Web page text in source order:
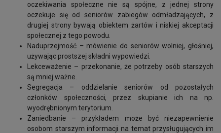
oczekiwania społeczne nie są spójne, z jednej strony
oczekuje się od seniorów zabiegów odmładzających, z
drugiej strony bywają obiektem żartów i niskiej akceptacji
społecznej z tego powodu.
Naduprzejmość – mówienie do seniorów wolniej, głośniej,
używając prostszej składni wypowiedzi.
Lekceważenie – przekonanie, że potrzeby osób starszych
są mniej ważne.
Segregacja – oddzielanie seniorów od pozostałych
członków społeczności, przez skupianie ich na np.
wyodrębnionym terytorium.
Zaniedbanie – przykładem może być niezapewnienie
osobom starszym informacji na temat przysługujących im